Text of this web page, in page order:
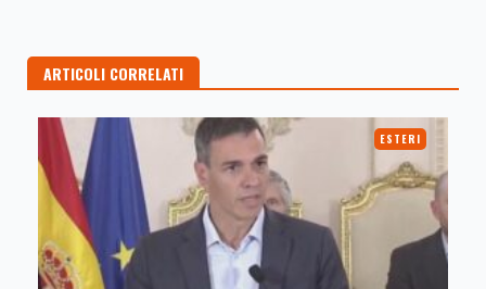
ARTICOLI CORRELATI
ESTERI